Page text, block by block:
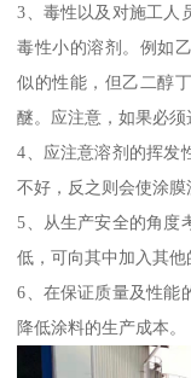
3、毒性以及对施工人
毒性小的溶剂。例如
似的性能，但乙二醇
醚。应注意，如果必须
4、应注意溶剂的挥发
不好，反之则会使涂膜
5、从生产安全的角度
低，可向其中加入其他
6、在保证质量及性能
降低涂料的生产成本。